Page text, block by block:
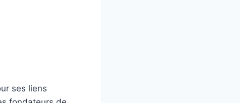
ses liens